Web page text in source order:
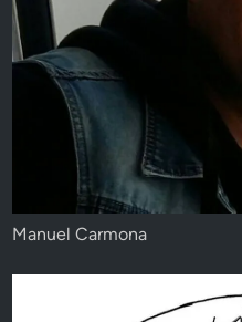
Manuel Carmona